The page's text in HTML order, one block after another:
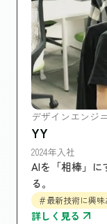
デザインエンジ
YY
2024年入社
AIを「相棒」
る。
＃最新技術に興
詳しく見る